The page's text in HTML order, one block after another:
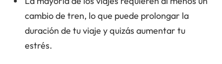
cambio de tren, lo que puede prolongar la
duración de tu viaje y quizás aumentar tu
estrés.